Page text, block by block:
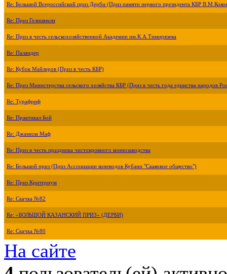
Re: Большой Всероссийский приз Дерби (Приз памяти первого президента КБР
Re: Приз Гелишикли
Re: Приз в честь сельскохозяйственной Академии им.К.А.Тимирязева
Re: Паландер
Re: Кубок Майлеров (Приз в честь КБР)
Re: Приз Министерства сельского хозяйства КБР (Приз в честь года единства народов
Re: Турафриф
Re: Практикал Бой
Re: Джамила Маф
Re: Приз в честь праздника чистокровного коннозаводства
Re: Большой приз (Приз Ассоциации коневодов Кубани "Скаковое общество")
Re: Приз Критериум
Re: Скачка №82
Re: «БОЛЬШОЙ КАЗАНСКИЙ ПРИЗ» (ДЕРБИ)
Re: Скачка №80
На сайте